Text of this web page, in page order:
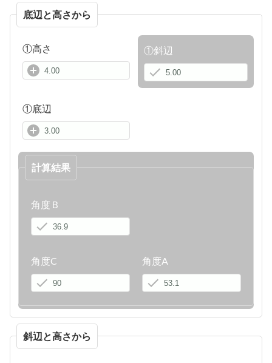
底辺と高さから
①高さ ①斜辺
①底辺
計算結果
角度Ｂ
角度C 角度A
斜辺と高さから